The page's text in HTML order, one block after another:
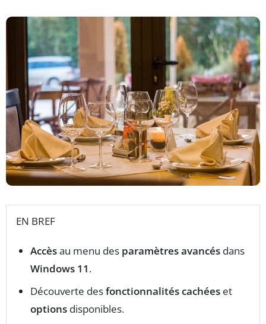
EN BREF
Accèsau menu des paramètres avancés dans
Windows 11.
Découverte desfonctionnalités cachées et
options disponibles.